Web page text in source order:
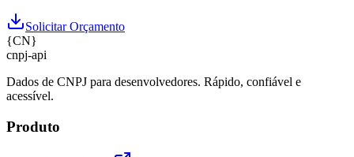
Solicitar Orçamento
{CN}
cnpj-api
Dados de CNPJ para desenvolvedores. Rápido, confiável e
acessível.
Produto